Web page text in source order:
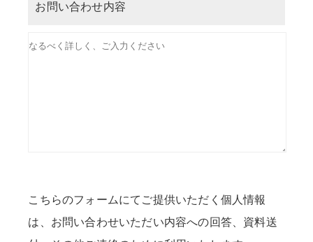
お問い合わせ内容
こちらのフォームにてご提供いただく個人情報
は、お問い合わせいただい内容への回答、資料送